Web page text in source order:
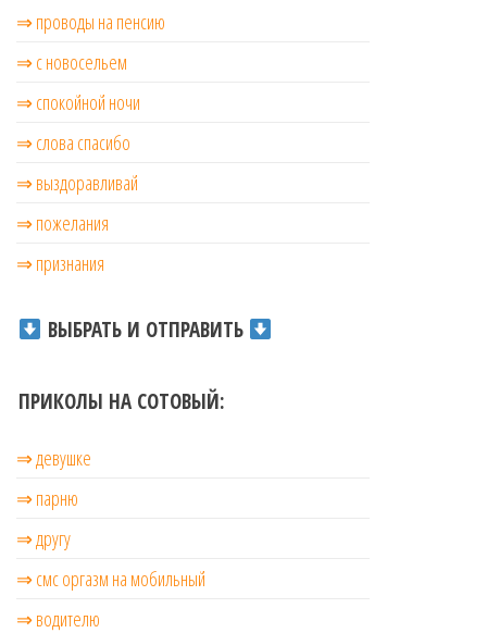
⇒ проводы на пенсию
⇒ с новосельем
⇒ cпокойной ночи
⇒ слова спасибо
⇒ выздоравливай
⇒ пожелания
⇒ признания
ВЫБРАТЬ И ОТПРАВИТЬ
ПРИКОЛЫ НА СОТОВЫЙ:
⇒ девушке
⇒ парню
⇒ другу
⇒ смс оргазм на мобильный
⇒ водителю